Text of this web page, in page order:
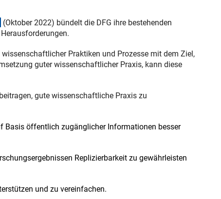
(externer Link)
(Oktober 2022) bündelt die DFG ihre bestehenden
Praktiken und Prozesse mit dem Ziel,
guter wissenschaftlicher Praxis, kann diese
gute wissenschaftliche Praxis zu
Basis öffentlich zugänglicher Informationen besser
Replizierbarkeit zu gewährleisten
und zu vereinfachen.